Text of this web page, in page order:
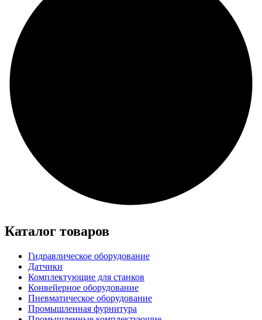
Каталог товаров
Гидравлическое оборудование
Датчики
Комплектующие для станков
Конвейерное оборудование
Пневматическое оборудование
Промышленная фурнитура